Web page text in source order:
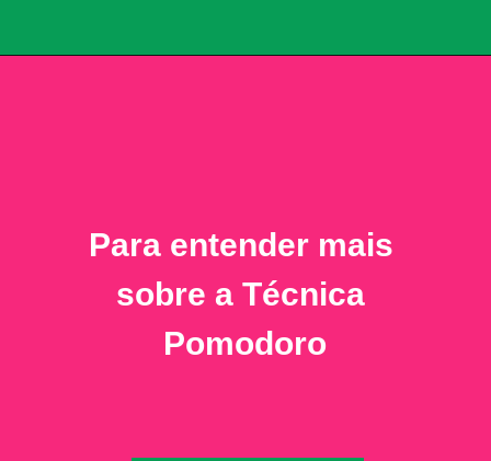
Para entender mais
sobre a Técnica
Pomodoro